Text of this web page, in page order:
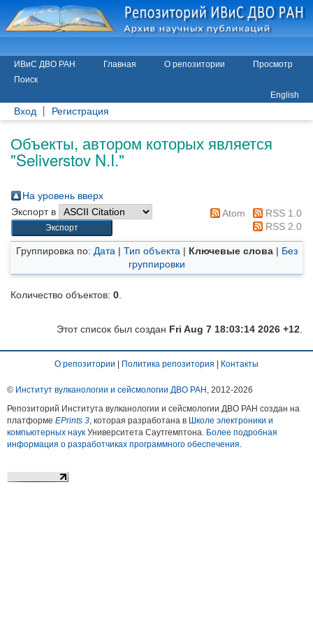
ИВиС ДВО РАН Главная О репозитории
Просмотр
Поиск
English
Вход Регистрация
Объекты, автором которых является
"Seliverstov N.I."
На уровень вверх
Экспорт в
Atom
RSS 1.0
RSS 2.0
Группировка по: Дата | Тип объекта | Ключевые слова| Без
группировки
Количество объектов: 0
Этот список был создан Fri Aug 7 18:03:14 2026 +12
О репозитории Политика репозитория Контакты
© Институт вулканологии и сейсмологии ДВО РАН , 2012-2026
Репозиторий Института вулканологии и сейсмологии ДВО РАН создан на
платформе EPrints 3, которая разработана в Школе электроники и
компьютерных наук Университета Саутгемптона. Более подробная
информация о разработчиках программного обеспечения.